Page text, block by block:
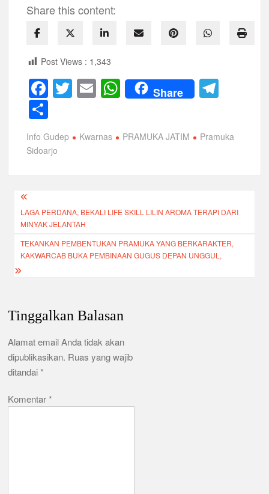
Share this content:
Post Views : 1,343
F
a
c
e
b
o
o
k
T
wi
tt
er
E
m
W
h
at
s
p
p
Share
e
gr
m
h
ar
Info Gudep Kwarnas PRAMUKA JATIM
Pramuka
Sidoarjo
Navigasi
pos
LAGA PERDANA, BEKALI LIFE SKILL LILIN AROMA TERAPI DARI
MINYAK JELANTAH
TEKANKAN PEMBENTUKAN PRAMUKA YANG BERKARAKTER,
KAKWARCAB BUKA PEMBINAAN GUGUS DEPAN UNGGUL,
Tinggalkan Balasan
Alamat email Anda tidak akan
dipublikasikan. Ruas yang wajib
ditandai*
Komentar*